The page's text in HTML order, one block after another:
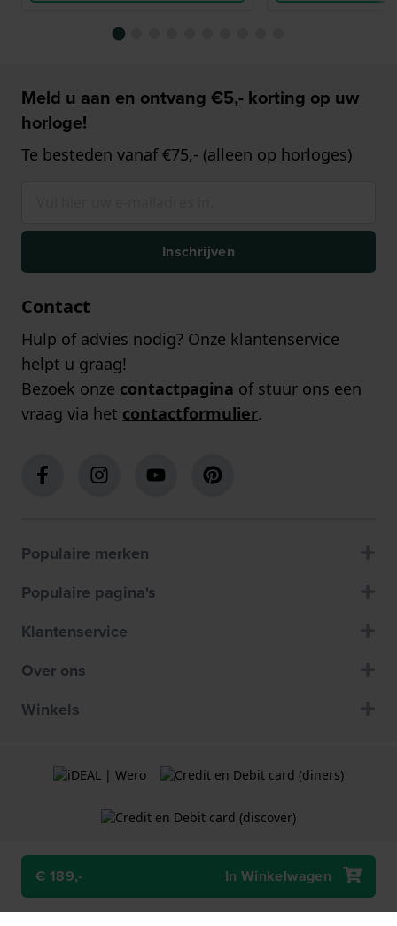
€ 189,- In Winkelwagen
Meld u aan en ontvang €5,- korting op uw
horloge!
Te besteden vanaf €75,- (alleen op horloges)
Inschrijven
Contact
Hulp of advies nodig? Onze klantenservice
helpt u graag!
Bezoek onze contactpagina of stuur ons een
vraag via het contactformulier.
Populaire merken
Populaire pagina's
Klantenservice
Over ons
Winkels